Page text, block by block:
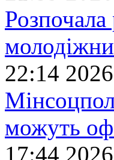
22:14
можуть
17:44